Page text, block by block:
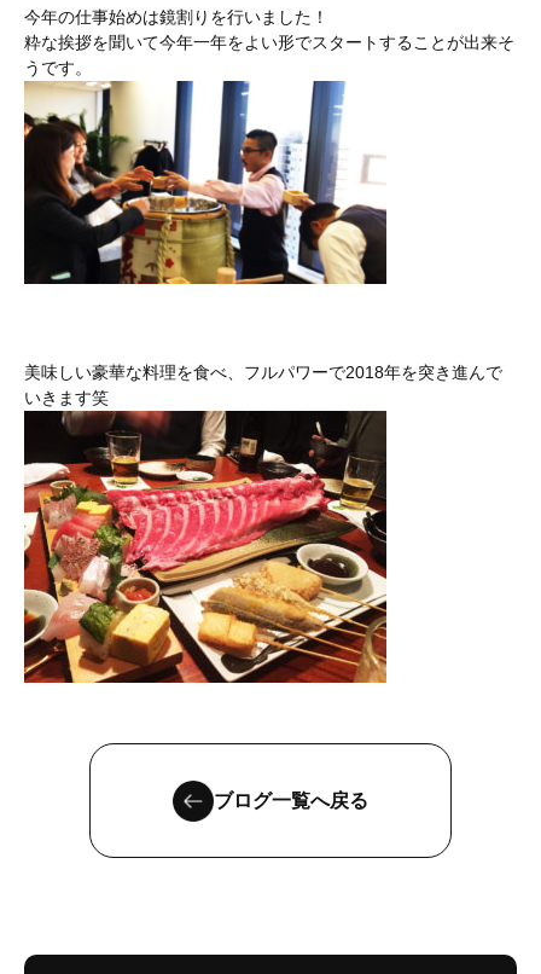
今年の仕事始めは鏡割りを行いました！
粋な挨拶を聞いて今年一年をよい形でスタートすることが出来そ
うです。
美味しい豪華な料理を食べ、フルパワーで2018年を突き進んで
いきます笑
ブログ一覧へ戻る